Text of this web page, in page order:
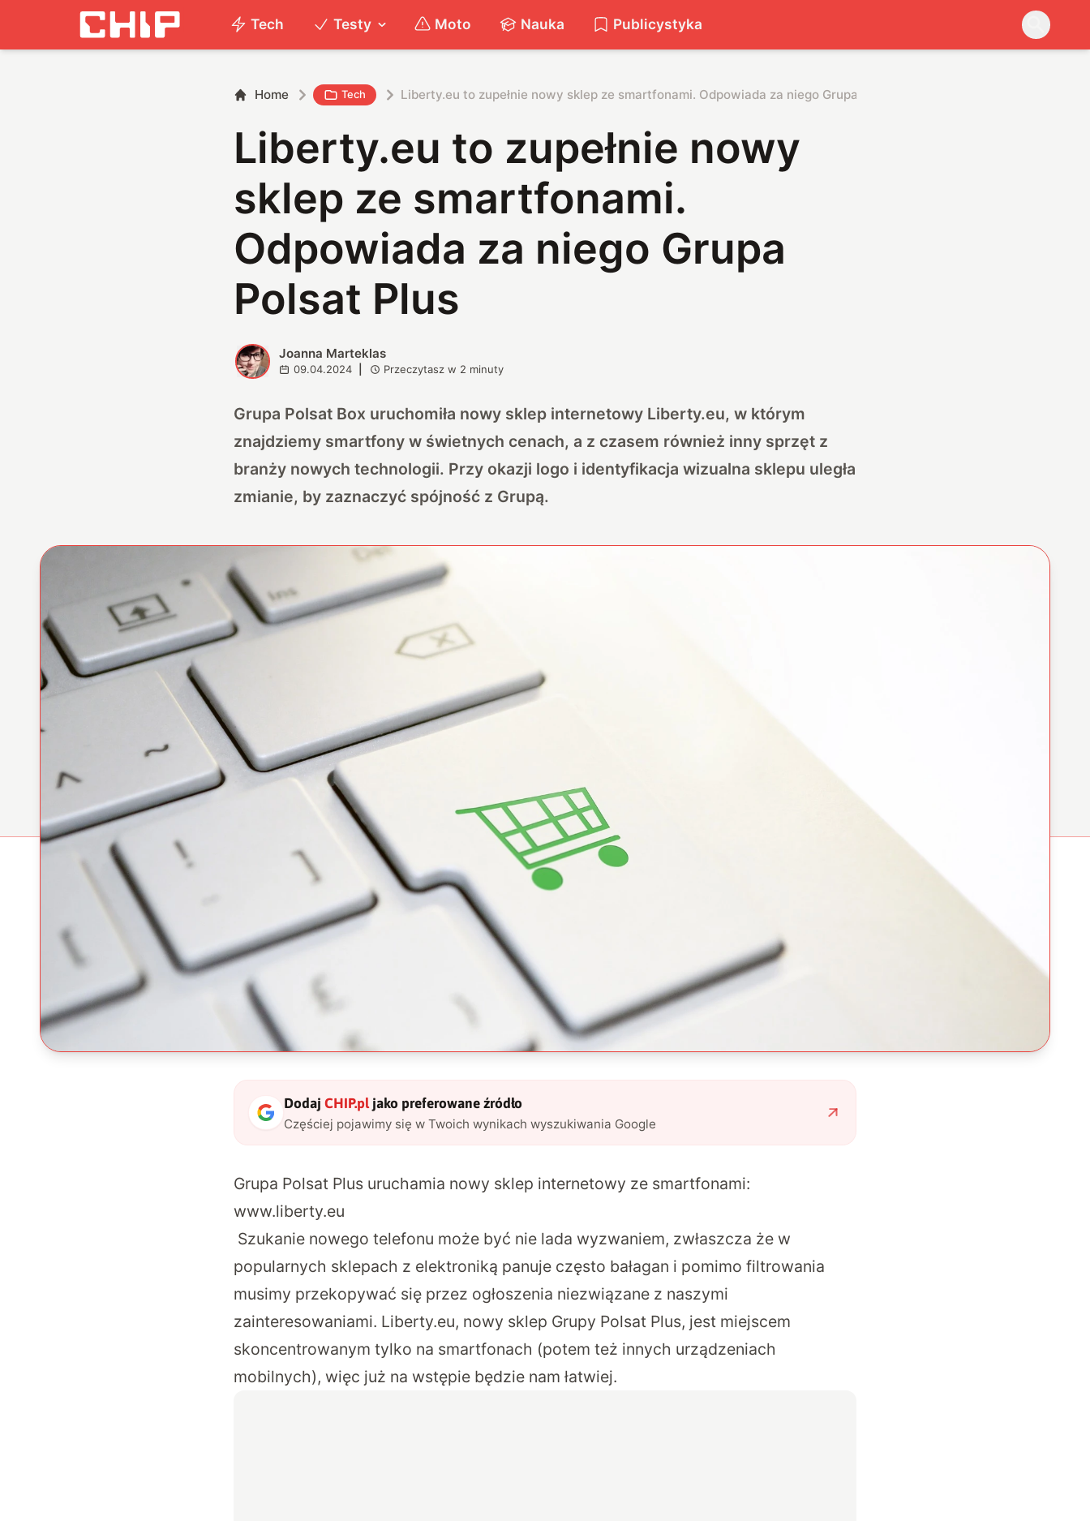
Tech Testy Moto Nauka Publicystyka
Home Tech Liberty.eu to zupełnie nowy sklep ze smartfonami. Odpowiada za niego Grupa Polsat Plus
Liberty.eu to zupełnie nowy
sklep ze smartfonami.
Odpowiada za niego Grupa
Polsat Plus
J Joanna Marteklas
09.04.2024 Przeczytasz w 2 minuty
Grupa Polsat Box uruchomiła nowy sklep internetowy Liberty.eu, w którym
znajdziemy smartfony w świetnych cenach, a z czasem również inny sprzęt z
branży nowych technologii. Przy okazji logo i identyfikacja wizualna sklepu uległa
zmianie, by zaznaczyć spójność z Grupą.
Dodaj CHIP.pljako preferowane źródło
Częściej pojawimy się w Twoich wynikach wyszukiwania Google
Grupa Polsat Plus uruchamia nowy sklep internetowy ze smartfonami:
www.liberty.eu
Szukanie nowego telefonu może być nie lada wyzwaniem, zwłaszcza że w
popularnych sklepach z elektroniką panuje często bałagan i pomimo filtrowania
musimy przekopywać się przez ogłoszenia niezwiązane z naszymi
zainteresowaniami. Liberty.eu, nowy sklep Grupy Polsat Plus, jest miejscem
skoncentrowanym tylko na smartfonach (potem też innych urządzeniach
mobilnych), więc już na wstępie będzie nam łatwiej.